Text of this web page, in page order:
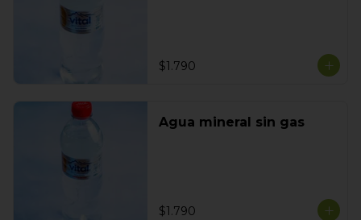
$1.790
Agua mineral sin gas
$1.790